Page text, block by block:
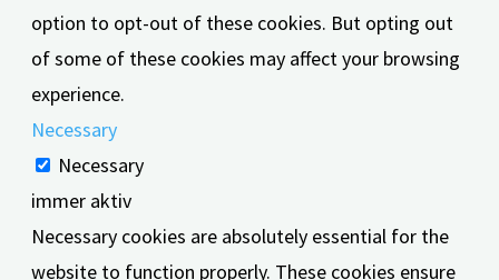
option to opt-out of these cookies. But opting out
of some of these cookies may affect your browsing
experience.
Necessary
Necessary
immer aktiv
Necessary cookies are absolutely essential for the
website to function properly. These cookies ensure